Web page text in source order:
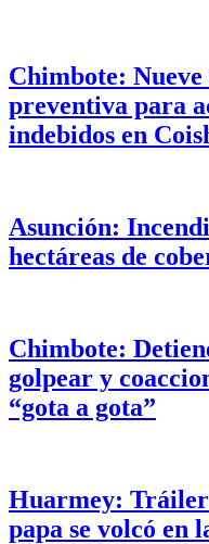
Chimbote: Nueve
preventiva para
indebidos en
Asunción:
hectáreas de
Chimbote:
golpear y
“gota a gota”
Huarmey: Tráiler
papa se volcó en